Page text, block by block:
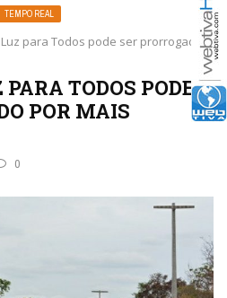
TEMPO REAL
para Todos pode ser prorrogado
TODOS PODE
POR MAIS
0